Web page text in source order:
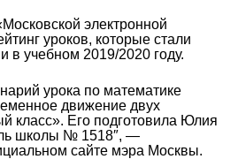
электронной
уроков, которые стали
учебном 2019/2020 году.
урока по математике
движение двух
класс». Его подготовила Юлия
школы № 1518″, —
сайте мэра Москвы.